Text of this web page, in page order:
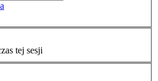
tej sesji